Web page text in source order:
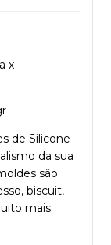
x
de Silicone
da sua
são
biscuit,
mais.